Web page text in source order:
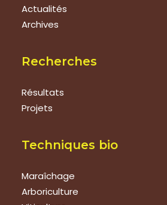
Actualités
Archives
Recherches
Résultats
Projets
Techniques bio
Maraîchage
Arboriculture